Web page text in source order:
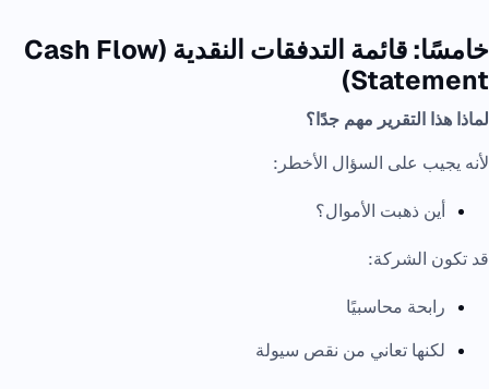
خامسًا: قائمة التدفقات النقدية (Cash Flow
Statement)
لماذا هذا التقرير مهم جدًا؟
لأنه يجيب على السؤال الأخطر:
أين ذهبت الأموال؟
قد تكون الشركة:
رابحة محاسبيًا
لكنها تعاني من نقص سيولة